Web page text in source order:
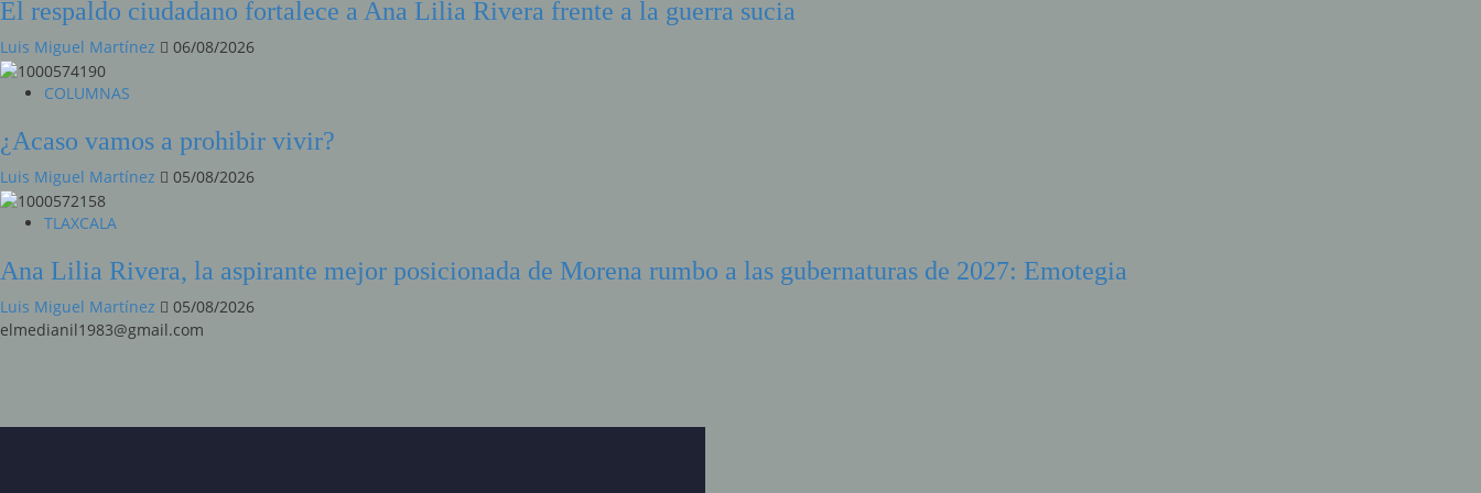
El respaldo ciudadano fortalece a Ana Lilia Rivera frente a la guerra sucia
Luis Miguel Martínez 06/08/2026
COLUMNAS
¿Acaso vamos a prohibir vivir?
Luis Miguel Martínez 05/08/2026
TLAXCALA
Ana Lilia Rivera, la aspirante mejor posicionada de Morena rumbo a las gubernaturas de 2027: Emotegia
Luis Miguel Martínez
05/08/2026
elmedianil1983@gmail.com